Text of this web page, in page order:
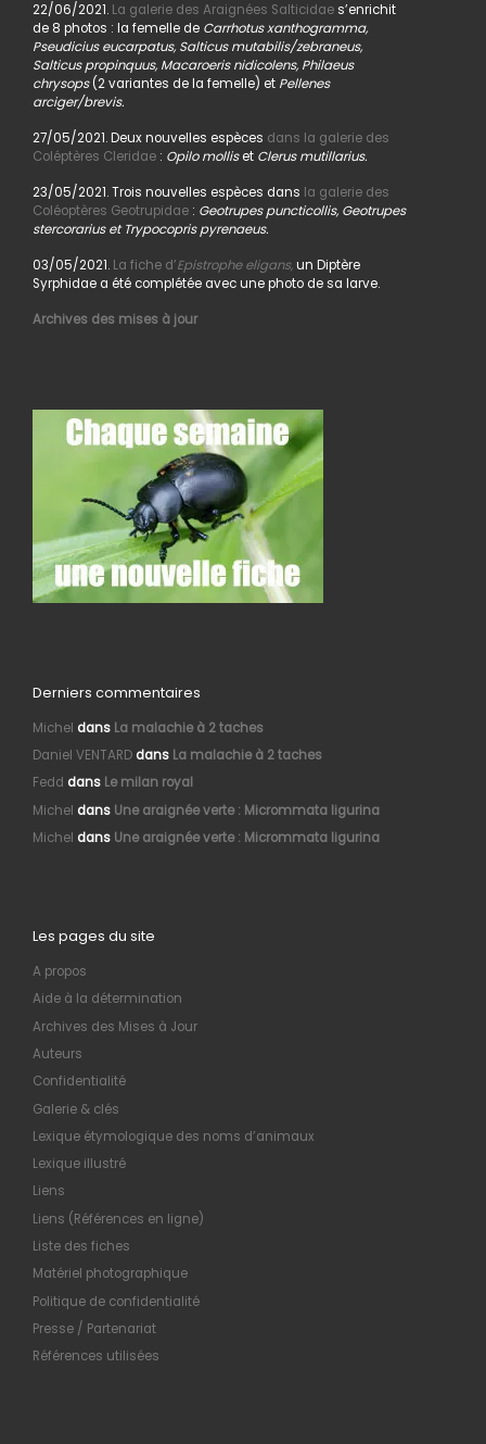
22/06/2021. La galerie des Araignées Salticidaes’enrichit
de 8 photos : la femelle de Carrhotus xanthogramma,
Pseudicius eucarpatus, Salticus mutabilis/zebraneus,
Salticus propinquus, Macaroeris nidicolens, Philaeus
chrysops(2 variantes de la femelle) et Pellenes
arciger/brevis.
27/05/2021. Deux nouvelles espèces dans la galerie des
Coléptères Cleridae: Opilo molliset Clerus mutillarius.
23/05/2021. Trois nouvelles espèces dans la galerie des
Coléoptères Geotrupidae: Geotrupes puncticollis, Geotrupes
stercorarius et Trypocopris pyrenaeus.
03/05/2021. La fiche d’Epistrophe eligans,un Diptère
Syrphidae a été complétée avec une photo de sa larve.
Archives des mises à jour
Derniers commentaires
Michel dans La malachie à 2 taches
Daniel VENTARDdans La malachie à 2 taches
Fedd dans Le milan royal
Michel dans Une araignée verte : Micrommata ligurina
Michel dans Une araignée verte : Micrommata ligurina
Les pages du site
A propos
Aide à la détermination
Archives des Mises à Jour
Auteurs
Confidentialité
Galerie & clés
Lexique étymologique des noms d’animaux
Lexique illustré
Liens
Liens (Références en ligne)
Liste des fiches
Matériel photographique
Politique de confidentialité
Presse / Partenariat
Références utilisées